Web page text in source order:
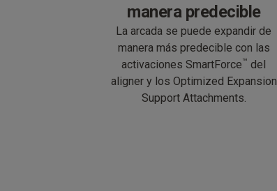
manera predecible
La arcada se puede expandir de
manera más predecible con las
activaciones SmartForce™ del
aligner y los Optimized Expansion
Support Attachments.